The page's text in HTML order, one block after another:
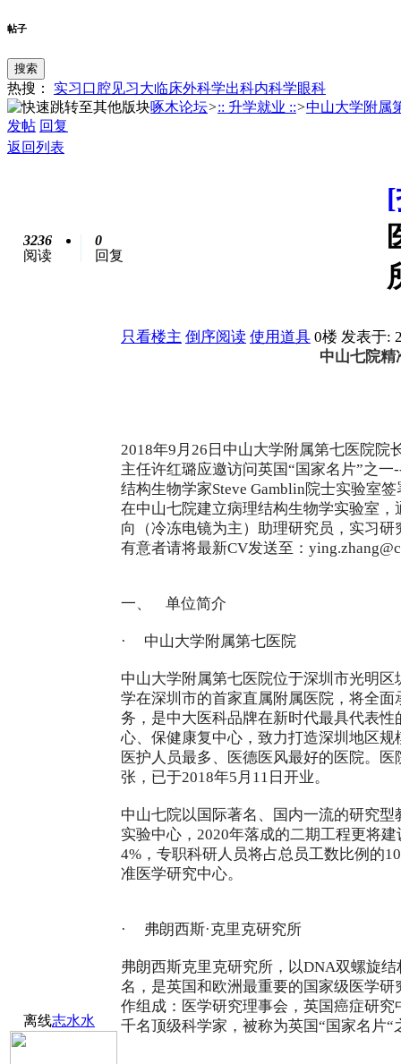
帖子
搜索
热搜： 实习口腔见习大临床外科学出科内科学眼科
啄木论坛>:: 升学就业 ::>中山大学附属
发帖 回复
返回列表
3236
阅读
0
回复
离线志水水
只看楼主 倒序阅读 使用道具 0楼 发表于:
中山七院精
2018年9月26日中山大学附属第七医院院
主任许红璐应邀访问英国“国家名片”之
结构生物学家Steve Gamblin院士实验室
在中山七院建立病理结构生物学实验室
向（冷冻电镜为主）助理研究员，实习研
有意者请将最新CV发送至：ying
一、 单位简介
· 中山大学附属第七医院
中山大学附属第七医院位于深圳市光明
学在深圳市的首家直属附属医院，将全
务，是中大医科品牌在新时代最具代表
心、保健康复中心，致力打造深圳地区
医护人员最多、医德医风最好的医院。
张，已于2018年5月11日开业。
中山七院以国际著名、国内一流的研究
实验中心，2020年落成的二期工程更将
4%，专职科研人员将占总员工数比例的
准医学研究中心。
· 弗朗西斯·克里克研究所
弗朗西斯克里克研究所，以DNA双螺旋
名，是英国和欧洲最重要的国家级医学
作组成：医学研究理事会，英国癌症研
千名顶级科学家，被称为英国“国家名片“